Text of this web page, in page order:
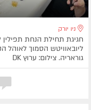
ניו יורק
חגיגת תחילת הנחת תפילין
ליובאוויטש הסמוך לאוהל
גוראריה. צילום: ערוץ DK